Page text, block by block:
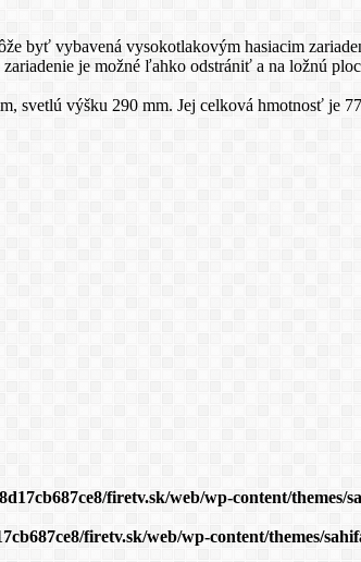
byť vybavená vysokotlakovým hasiacim
je možné ľahko odstrániť a na ložnú
svetlú výšku 290 mm. Jej celková hmotnosť je
firetv.sk/web/wp-content/themes/
firetv.sk/web/wp-content/themes/